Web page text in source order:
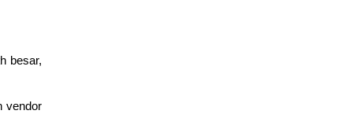
besar,
vendor